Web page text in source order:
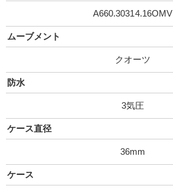
A660.30314.16OMV
ムーブメント
クオーツ
防水
3気圧
ケース直径
36mm
ケース